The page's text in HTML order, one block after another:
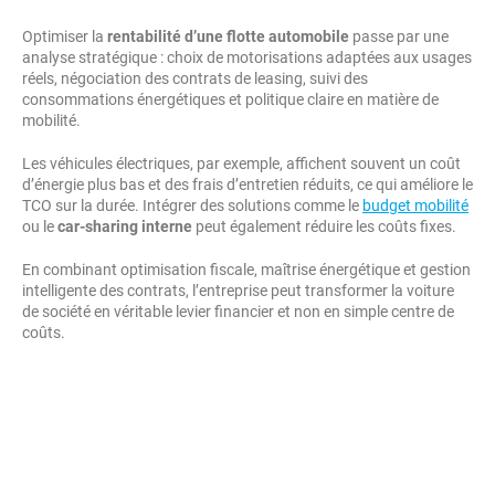
Optimiser la rentabilité d’une flotte automobile passe par une
analyse stratégique : choix de motorisations adaptées aux usages
réels, négociation des contrats de leasing, suivi des
consommations énergétiques et politique claire en matière de
mobilité.
Les véhicules électriques, par exemple, affichent souvent un coût
d’énergie plus bas et des frais d’entretien réduits, ce qui améliore le
TCO sur la durée. Intégrer des solutions comme le budget mobilité
ou lecar-sharing interne peut également réduire les coûts fixes.
En combinant optimisation fiscale, maîtrise énergétique et gestion
intelligente des contrats, l’entreprise peut transformer la voiture
de société en véritable levier financier et non en simple centre de
coûts.